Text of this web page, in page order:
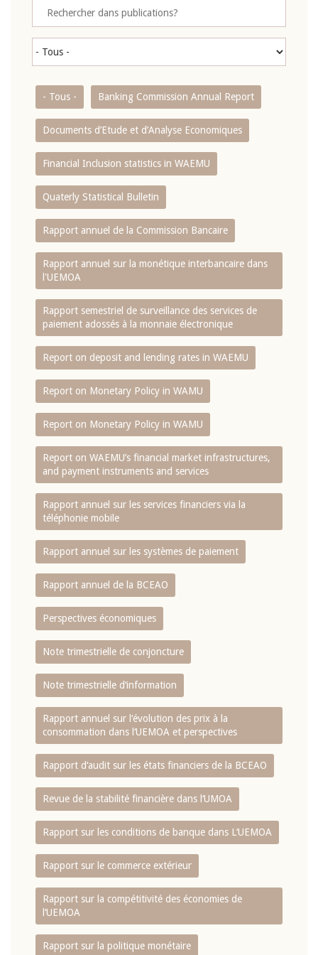
- Tous - Banking Commission Annual Report
Documents d’Etude et d’Analyse Economiques
Financial Inclusion statistics in WAEMU
Quaterly Statistical Bulletin
Rapport annuel de la Commission Bancaire
Rapport annuel sur la monétique interbancaire dans
l'UEMOA
Rapport semestriel de surveillance des services de
paiement adossés à la monnaie électronique
Report on deposit and lending rates in WAEMU
Report on Monetary Policy in WAMU
Report on Monetary Policy in WAMU
Report on WAEMU’s financial market infrastructures,
and payment instruments and services
Rapport annuel sur les services financiers via la
téléphonie mobile
Rapport annuel sur les systèmes de paiement
Rapport annuel de la BCEAO
Perspectives économiques
Note trimestrielle de conjoncture
Note trimestrielle d‘information
Rapport annuel sur l‘évolution des prix à la
consommation dans l‘UEMOA et perspectives
Rapport d‘audit sur les états financiers de la BCEAO
Revue de la stabilité financière dans l‘UMOA
Rapport sur les conditions de banque dans L‘UEMOA
Rapport sur le commerce extérieur
Rapport sur la compétitivité des économies de
l‘UEMOA
Rapport sur la politique monétaire